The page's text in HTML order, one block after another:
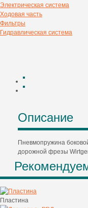
Электрическая система
Ходовая часть
Фильтры
Гидравлическая система
Описание
Пневмопружина
дорожной фрезы
Пластина